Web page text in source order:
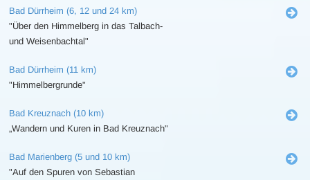
Bad Dürrheim (6, 12 und 24 km)
"Über den Himmelberg in das Talbach-
und Weisenbachtal"
Bad Dürrheim (11 km)
"Himmelbergrunde"
Bad Kreuznach (10 km)
„Wandern und Kuren in Bad Kreuznach"
Bad Marienberg (5 und 10 km)
"Auf den Spuren von Sebastian